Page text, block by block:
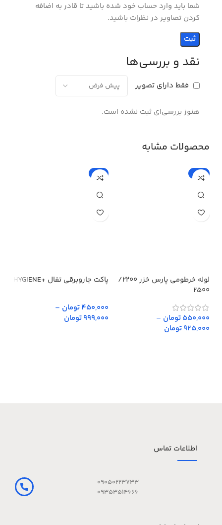
نقد و بررسی‌ها
فقط دارای تصویر
هنوز بررسی‌ای ثبت نشده است.
شما باید وارد حساب خود شده باشید تا قادر به اضافه
کردن تصاویر در نظرات باشید.
محصولات مشابه
-15%
لوله خرطومی پارس خزر 2200/
2500
550,000 تومان
–
925,000 تومان
-5%
پاکت جاروبرقی تفال +HYGIENE
450,000 تومان
–
999,000 تومان
اطلاعات تماس
09050223733
09353514666